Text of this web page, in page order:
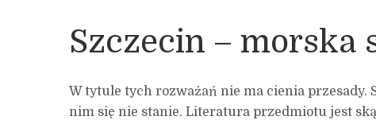
Szczecin – morska
W tytule tych rozważań nie ma cienia
nim się nie stanie. Literatura przedmiotu jest